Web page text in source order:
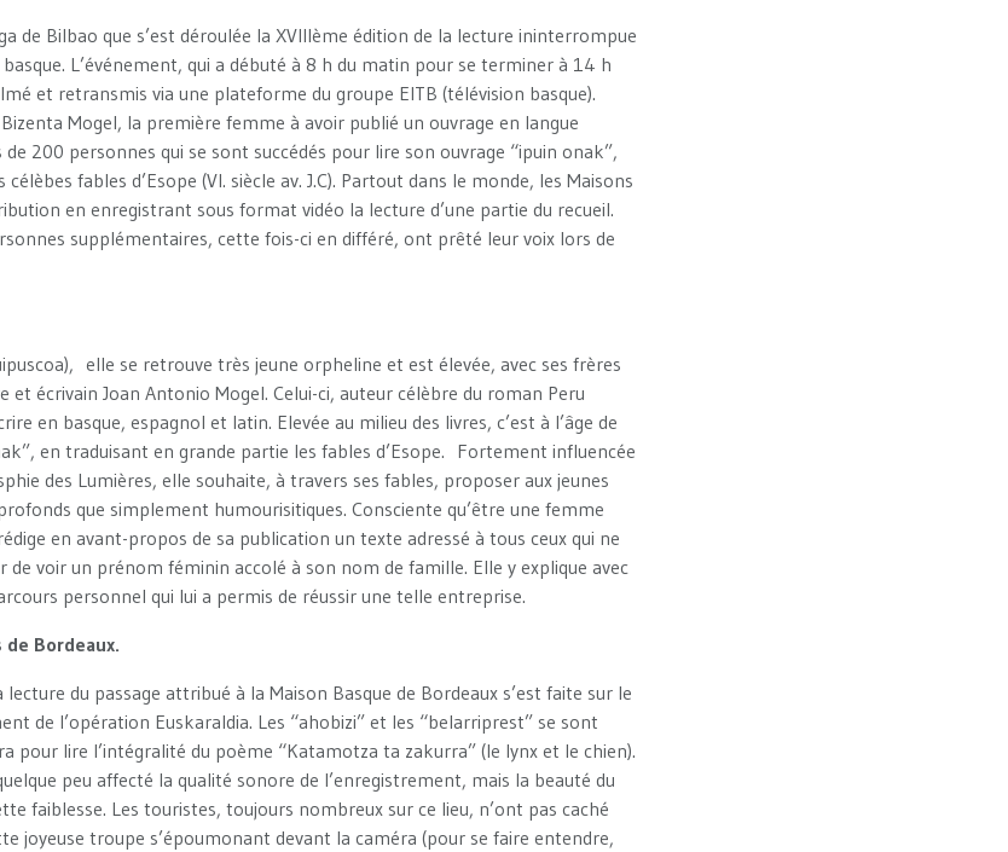
de Bilbao que s’est déroulée la XVIIIème édition de la lecture ininterrompue
L’événement, qui a débuté à 8 h du matin pour se terminer à 14 h
et retransmis via une plateforme du groupe EITB (télévision basque).
Mogel, la première femme à avoir publié un ouvrage en langue
200 personnes qui se sont succédés pour lire son ouvrage “ipuin onak”,
fables d’Esope (VI. siècle av. J.C). Partout dans le monde, les Maisons
en enregistrant sous format vidéo la lecture d’une partie du recueil.
supplémentaires, cette fois-ci en différé, ont prêté leur voix lors de
elle se retrouve très jeune orpheline et est élevée, avec ses frères
écrivain Joan Antonio Mogel. Celui-ci, auteur célèbre du roman Peru
en basque, espagnol et latin. Elevée au milieu des livres, c’est à l’âge de
en traduisant en grande partie les fables d’Esope. Fortement influencée
des Lumières, elle souhaite, à travers ses fables, proposer aux jeunes
que simplement humourisitiques. Consciente qu’être une femme
en avant-propos de sa publication un texte adressé à tous ceux qui ne
de voir un prénom féminin accolé à son nom de famille. Elle y explique avec
personnel qui lui a permis de réussir une telle entreprise.
Bordeaux.
du passage attribué à la Maison Basque de Bordeaux s’est faite sur le
de l’opération Euskaraldia. Les “ahobizi” et les “belarriprest” se sont
pour lire l’intégralité du poème “Katamotza ta zakurra” (le lynx et le chien).
peu affecté la qualité sonore de l’enregistrement, mais la beauté du
faiblesse. Les touristes, toujours nombreux sur ce lieu, n’ont pas caché
joyeuse troupe s’époumonant devant la caméra (pour se faire entendre,